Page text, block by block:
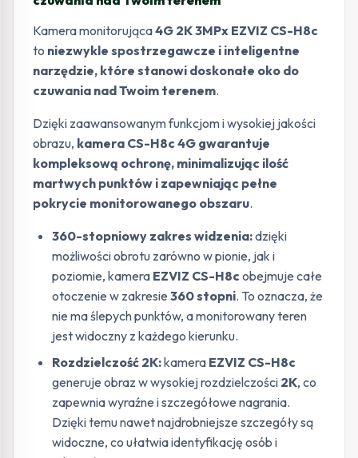
Kamera monitorująca4G 2K 3MPx EZVIZ CS-H8c
to niezwykle spostrzegawcze i inteligentne
narzędzie, które stanowi doskonałe oko do
czuwania nad Twoim terenem.
Dzięki zaawansowanym funkcjom i wysokiej jakości
obrazu, kamera CS-H8c 4G gwarantuje
kompleksową ochronę, minimalizując ilość
martwych punktów i zapewniając pełne
pokrycie monitorowanego obszaru.
360-stopniowy zakres widzenia:dzięki
możliwości obrotu zarówno w pionie, jak i
poziomie, kamera EZVIZ CS-H8cobejmuje całe
otoczenie w zakresie 360 stopni. To oznacza, że
nie ma ślepych punktów, a monitorowany teren
jest widoczny z każdego kierunku.
Rozdzielczość 2K:kamera EZVIZ CS-H8c
generuje obraz w wysokiej rozdzielczości 2K, co
zapewnia wyraźne i szczegółowe nagrania.
Dzięki temu nawet najdrobniejsze szczegóły są
widoczne, co ułatwia identyfikację osób i